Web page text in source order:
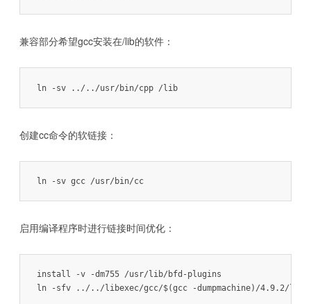
兼容部分希望gcc安装在/lib的软件：
ln -sv ../../usr/bin/cpp /lib
创建cc命令的软链接：
ln -sv gcc /usr/bin/cc
启用编译程序时进行链接时间优化：
install -v -dm755 /usr/lib/bfd-plugins